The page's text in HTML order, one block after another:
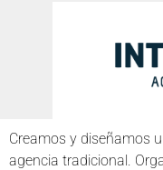
Creamos y diseñamos
agencia tradicional.